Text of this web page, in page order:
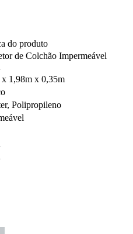
do produto
de Colchão Impermeável
x 1,98m x 0,35m
Polipropileno